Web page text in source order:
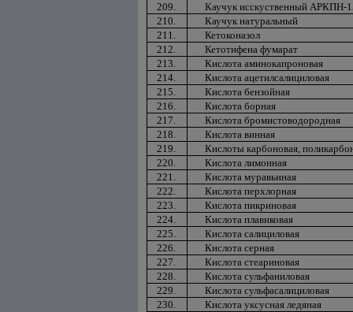
209.
Каучук исскуственный АРКПН-
210.
Каучук натуральный
211.
Кетоконазол
212.
Кетотифена фумарат
213.
Кислота аминокапроновая
214.
Кислота ацетилсалициловая
215.
Кислота бензойная
216.
Кислота борная
217.
Кислота бромистоводородная
218.
Кислота винная
219.
Кислоты карбоновая,
220.
Кислота лимонная
221.
Кислота муравьиная
222.
Кислота перхлорная
223.
Кислота пикриновая
224.
Кислота плавиковая
225.
Кислота салициловая
226.
Кислота серная
227.
Кислота стеариновая
228.
Кислота сульфаниловая
229.
Кислота сульфасалициловая
230.
Кислота уксусная ледяная